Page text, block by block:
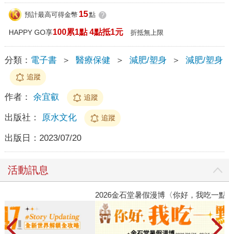
預計最高可得金幣 15點 ?
HAPPY GO享100累1點 4點抵1元 折抵無上限
分類： 電子書 ＞ 醫療保健 ＞ 減肥/塑身 ＞ 減肥/塑身
追蹤
作者： 余宜叡 追蹤
出版社： 原水文化 追蹤
出版日： 2023/07/20
活動訊息
2026金石堂暑假漫博〈你好，我吃一點〉第二波 金